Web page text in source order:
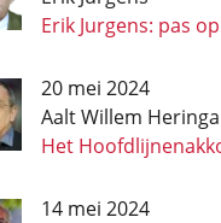
Erik Jurgens: pas
20 mei 2024
Aalt Willem Heringa
Het
14 mei 2024